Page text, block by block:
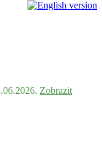
Zobrazit